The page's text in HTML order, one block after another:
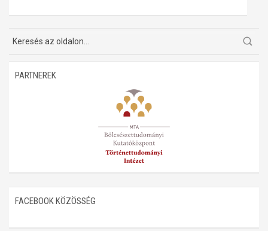
PARTNEREK
FACEBOOK KÖZÖSSÉG